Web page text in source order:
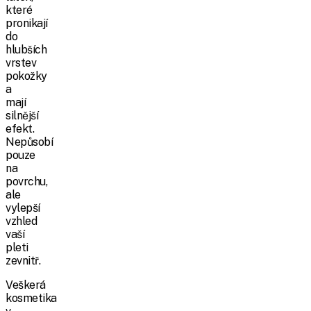
které
pronikají
do
hlubších
vrstev
pokožky
a
mají
silnější
efekt.
Nepůsobí
pouze
na
povrchu,
ale
vylepší
vzhled
vaší
pleti
zevnitř.
Veškerá
kosmetika